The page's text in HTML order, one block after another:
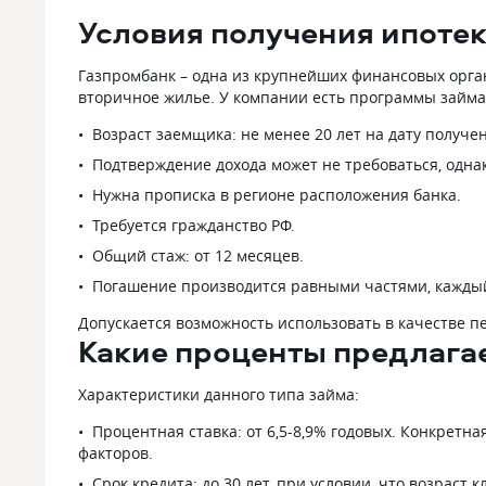
ставке, 5.3% получилось. Заявку
оформляется все тоже довольно
быстро. Жилье брали по ДДУ у
выплат такой и останется, чему мы
очень рады.
ипотеке, я
немного
взнос был
устроило, но
и
документов.
после она
идти в ПФ с
справкой о
личными
всеми
Условия получения
Газпромбанк – одна из крупнейших финансовых
вторичное жилье. У компании есть программы
Возраст заемщика: не менее 20 лет на дату
Подтверждение дохода может не требоваться,
Нужна прописка в регионе расположения банка.
Требуется гражданство РФ.
Общий стаж: от 12 месяцев.
Погашение производится равными частями,
Допускается возможность использовать в качестве
Какие проценты
Характеристики данного типа займа:
Процентная ставка: от 6,5-8,9% годовых.
факторов.